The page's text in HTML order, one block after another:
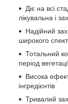
Діє на всі
лікувальна і
Надійний
широкого
Тотальний
період
Висока
інгредієнтів
Тривалий